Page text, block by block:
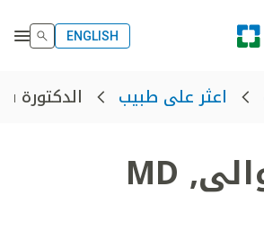
ENGLISH
اعثر على طبيب الدكتورة
,
MD